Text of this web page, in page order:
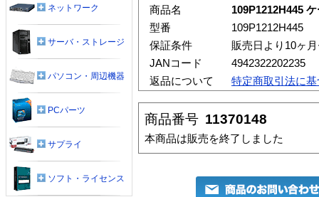
商品名
109P1212H445
型番
109P1212H445
保証条件
販売日より10ヶ
JANコード
4942322202235
返品について
特定商取引法に
商品番号 11370148
本商品は販売を終了しました
ネットワーク
サーバ・ストレージ
パソコン・周辺機器
PCパーツ
サプライ
ソフト・ライセンス